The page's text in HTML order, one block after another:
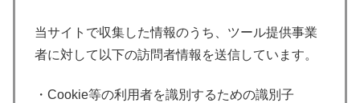
当サイトで収集した情報のうち、ツール提供事業
者に対して以下の訪問者情報を送信しています。
・Cookie等の利用者を識別するための識別子